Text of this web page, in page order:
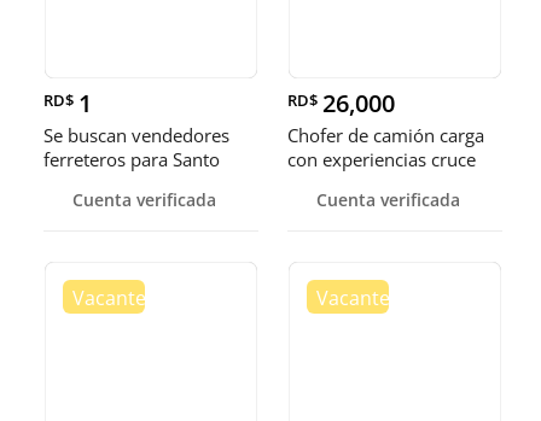
RD$ 1
Se buscan vendedores
ferreteros para Santo
Cuenta verificada
RD$ 26,000
Chofer de camión carga
con experiencias cruce
Cuenta verificada